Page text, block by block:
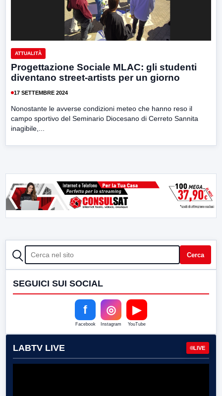
ATTUALITÀ
Progettazione Sociale MLAC: gli studenti
diventano street-artists per un giorno
17 SETTEMBRE 2024
Nonostante le avverse condizioni meteo che hanno reso il
campo sportivo del Seminario Diocesano di Cerreto Sannita
inagibile,...
CERCA Cerca
SEGUICI SUI SOCIAL
f
Facebook
◎
Instagram
▶
YouTube
LABTV LIVE LIVE